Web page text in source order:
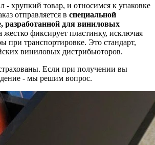
- хрупкий товар, и относимся к упаковке
отправляется в специальной
разработанной для виниловых
жестко фиксирует пластинку, исключая
при транспортировке. Это стандарт,
виниловых дистрибьюторов.
Если при получении вы
- мы решим вопрос.